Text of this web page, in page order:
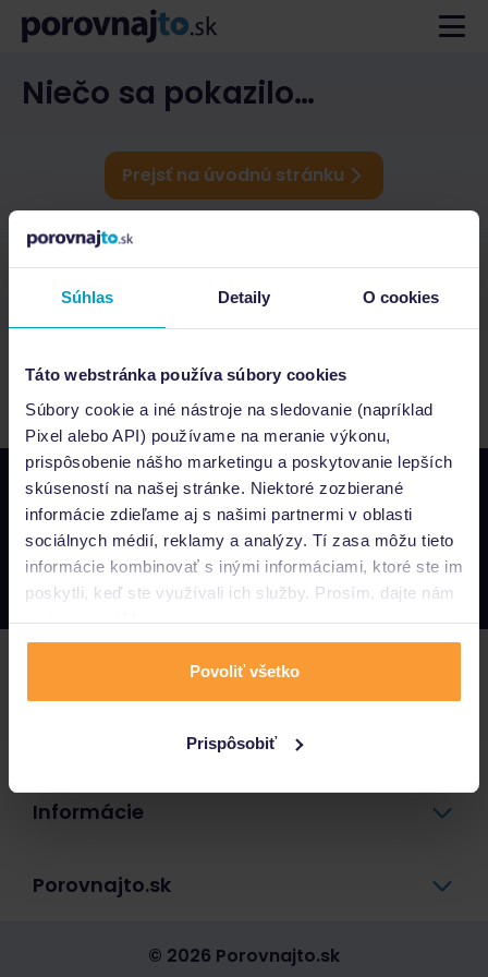
Súhlas Detaily O cookies
Táto webstránka používa súbory cookies
Súbory cookie a iné nástroje na sledovanie (napríklad
Pixel alebo API) používame na meranie výkonu,
prispôsobenie nášho marketingu a poskytovanie lepších
skúseností na našej stránke. Niektoré zozbierané
informácie zdieľame aj s našimi partnermi v oblasti
sociálnych médií, reklamy a analýzy. Tí zasa môžu tieto
informácie kombinovať s inými informáciami, ktoré ste im
poskytli, keď ste využívali ich služby. Prosím, dajte nám
na to svoj súhlas.
Povoliť všetko
Prispôsobiť
Niečo sa pokazilo…
Prejsť na úvodnú stránku
Napíšte nám
info@porovnajto.sk
Zavolajte nám
0800 400 300
Informácie
Porovnajto.sk
© 2026 Porovnajto.sk